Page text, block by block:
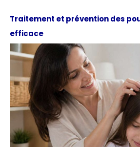
Traitement et prévention des
efficace